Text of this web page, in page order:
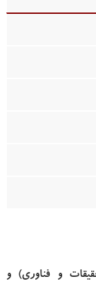
و فناوری) و